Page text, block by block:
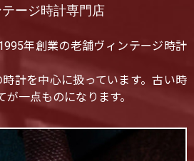
テージ時計専門店
年創業の老舗ヴィンテージ時計
計を中心に扱っています。古い時
一点ものになります。